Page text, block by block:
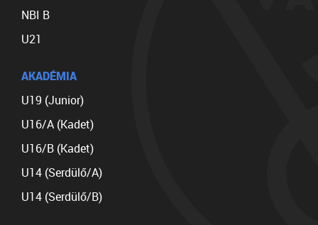
NBI B
U21
AKADÉMIA
U19 (Junior)
U16/A (Kadet)
U16/B (Kadet)
U14 (Serdülő/A)
U14 (Serdülő/B)